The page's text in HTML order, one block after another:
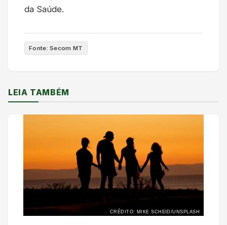
da Saúde.
Fonte: Secom MT
LEIA TAMBÉM
CRÉDITO: MIKE SCHEID/UNSPLASH